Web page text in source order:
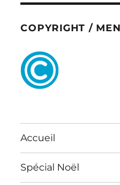
COPYRIGHT /
Accueil
Spécial Noël